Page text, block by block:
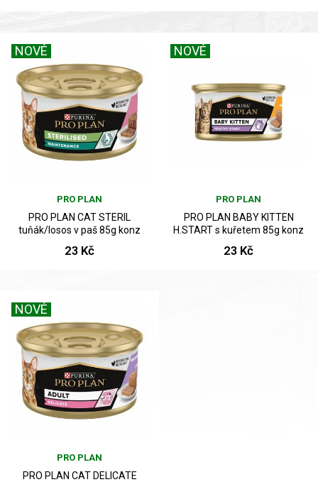
NOVÉ
PRO PLAN
PRO PLAN CAT STERIL
tuňák/losos v paš 85g konz
23 Kč
NOVÉ
PRO PLAN
PRO PLAN BABY KITTEN
H.START s kuřetem 85g konz
23 Kč
NOVÉ
PRO PLAN
PRO PLAN CAT DELICATE